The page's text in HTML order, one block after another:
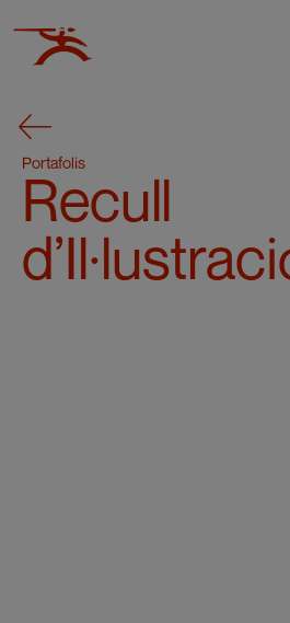
Portafolis
Recull